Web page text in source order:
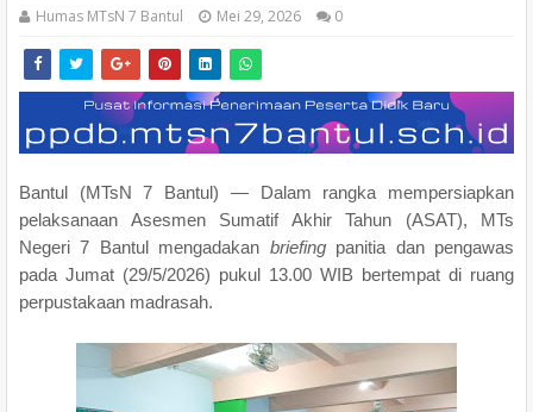
Humas MTsN 7 Bantul Mei 29, 2026 0
Bantul (MTsN 7 Bantul) — Dalam rangka mempersiapkan
pelaksanaan Asesmen Sumatif Akhir Tahun (ASAT), MTs
Negeri 7 Bantul mengadakan briefingpanitia dan pengawas
pada Jumat (29/5/2026) pukul 13.00 WIB bertempat di ruang
perpustakaan madrasah.